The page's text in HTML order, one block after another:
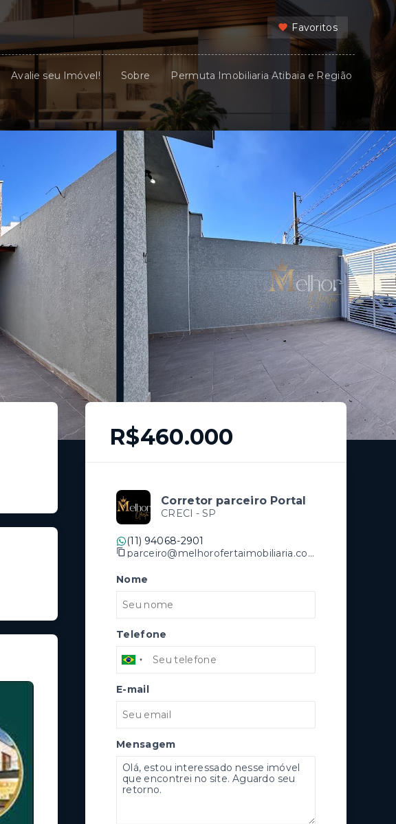
Favoritos
Avalie seu Imóvel! Sobre Permuta Imobiliaria Atibaia e Região
R$460.000
Corretor parceiro Portal
CRECI - SP
(11) 94068-2901
parceiro@melhorofertaimobiliaria.com.br
Nome
Telefone
E-mail
Mensagem